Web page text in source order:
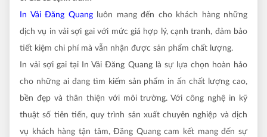
In Vải Đăng Quangluôn mang đến cho khách hàng những
dịch vụ in vải sợi gai với mức giá hợp lý, cạnh tranh, đảm bảo
tiết kiệm chi phí mà vẫn nhận được sản phẩm chất lượng.
In vải sợi gai tại In Vải Đăng Quang là sự lựa chọn hoàn hảo
cho những ai đang tìm kiếm sản phẩm in ấn chất lượng cao,
bền đẹp và thân thiện với môi trường. Với công nghệ in kỹ
thuật số tiên tiến, quy trình sản xuất chuyên nghiệp và dịch
vụ khách hàng tận tâm, Đăng Quang cam kết mang đến sự